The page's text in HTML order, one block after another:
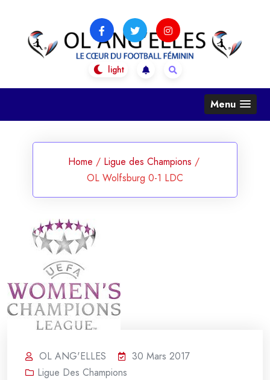
content
OL Ang'Elles
Le coeur du football féminin
Menu
Home / Ligue des Champions /
OL Wolfsburg 0-1 LDC
OL ANG'ELLES
30 Mars 2017
Ligue Des Champions